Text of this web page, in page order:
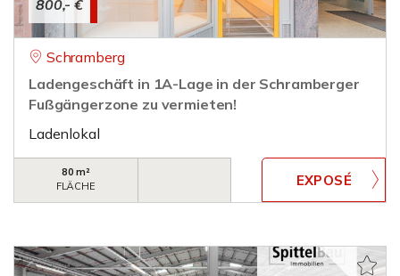
800,- €
Schramberg
Ladengeschäft in 1A-Lage in der Schramberger
Fußgängerzone zu vermieten!
Ladenlokal
80 m²
FLÄCHE